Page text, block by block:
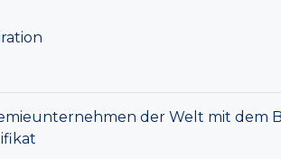
der Welt mit dem